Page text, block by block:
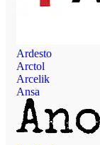
Ardesto
Arctol
Arcelik
Ansa